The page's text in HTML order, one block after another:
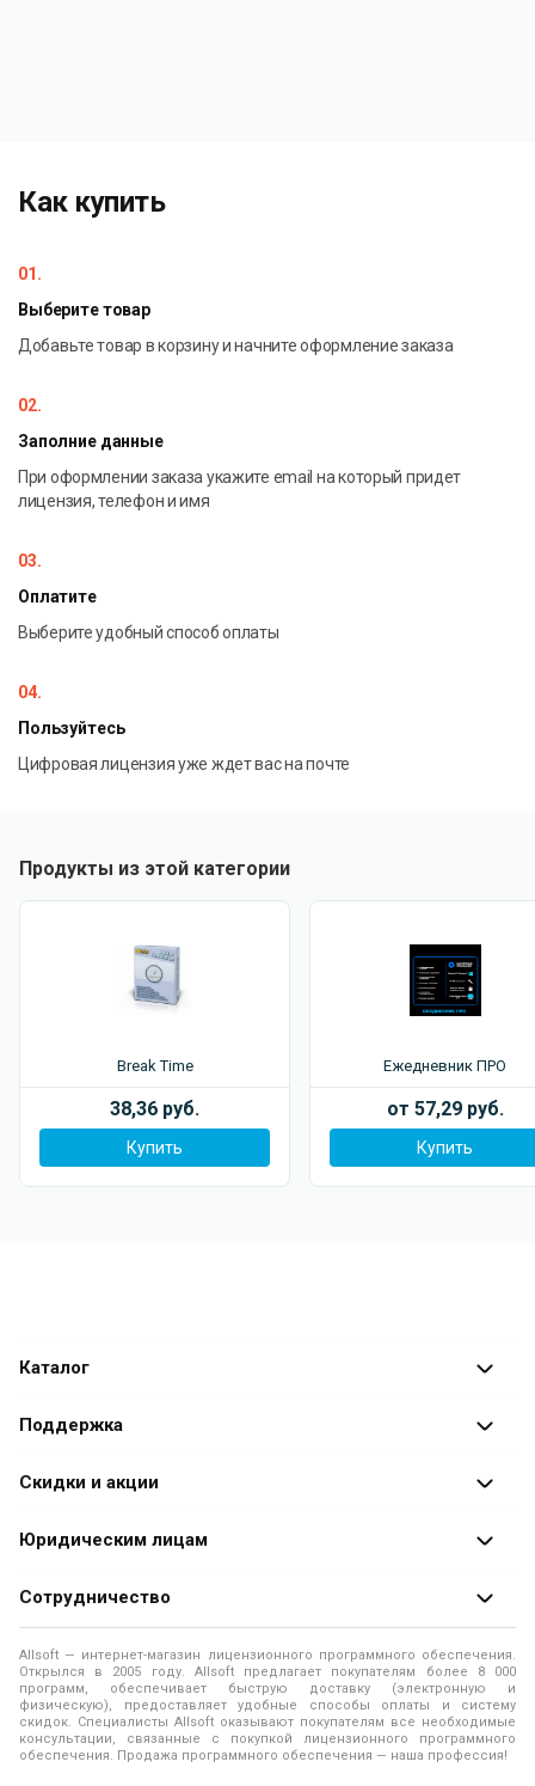
Как купить
01.
Выберите товар
Добавьте товар в корзину и начните оформление заказа
02.
Заполние данные
При оформлении заказа укажите email на который придет
лицензия, телефон и имя
03.
Оплатите
Выберите удобный способ оплаты
04.
Пользуйтесь
Цифровая лицензия уже ждет вас на почте
Продукты из этой категории
Break Time
38,36 руб.
Купить
Ежедневник ПРО
от 57,29 руб.
Купить
Каталог
Каталог программ
Поддержка
Оплата заказов
Доставка заказа
Помощь
Правила продажи
Политика использования файлов Cookie
Скидки и акции
Специальные
Юридическим лицам
Продажа программ юридическим лицам
О лицензировании программного обеспечения
Программы для компьютера
Контакты
Сотрудничество
О магазине
Адреса и телефоны
Новости
Allsoft — интернет-магазин лицензионного программного обеспечения.
Открылся в 2005 году. Allsoft предлагает покупателям более 8 000
программ, обеспечивает быструю доставку (электронную и
физическую), предоставляет удобные способы оплаты и систему
скидок. Специалисты Allsoft оказывают покупателям все необходимые
консультации, связанные с покупкой лицензионного программного
обеспечения. Продажа программного обеспечения — наша профессия!